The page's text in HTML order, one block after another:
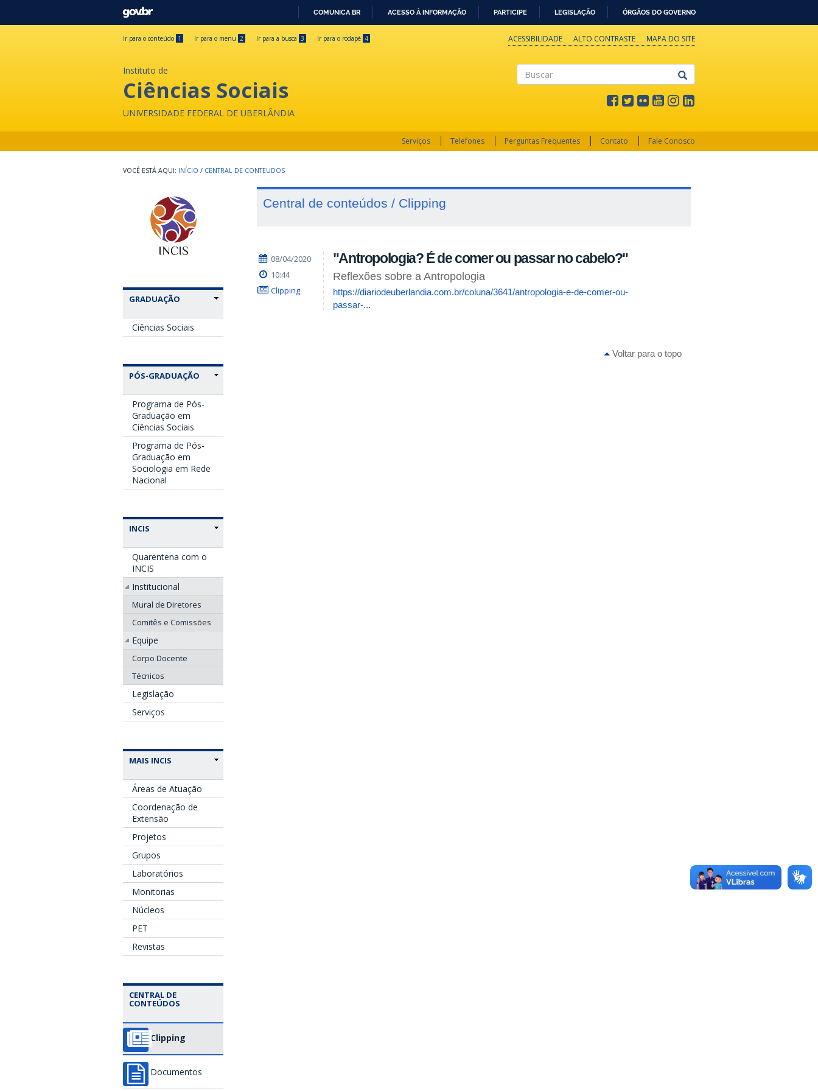
GOVBR
COMUNICA BR ACESSO À INFORMAÇÃO PARTICIPE LEGISLAÇÃO ÓRGÃOS DO GOVERNO
Ir para o conteúdo 1 Ir para o menu 2 Ir para a busca 3 Ir para o rodapé 4 ACESSIBILIDADE ALTO CONTRASTE MAPA DO SITE
Instituto de
Ciências Sociais
UNIVERSIDADE FEDERAL DE UBERLÂNDIA
Serviços Telefones Perguntas Frequentes Contato Fale Conosco
INÍCIO / CENTRAL DE CONTEUDOS
GRADUAÇÃO
Ciências Sociais
PÓS-GRADUAÇÃO
Programa de Pós-
Graduação em
Ciências Sociais
Programa de Pós-
Graduação em
Sociologia em Rede
Nacional
INCIS
Quarentena com o
INCIS
Institucional
Mural de Diretores
Comitês e Comissões
Equipe
Corpo Docente
Técnicos
Legislação
Serviços
MAIS INCIS
Áreas de Atuação
Coordenação de
Extensão
Projetos
Grupos
Laboratórios
Monitorias
Núcleos
PET
Revistas
CENTRAL DE
CONTEÚDOS
Clipping
Documentos
Central de conteúdos / Clipping
08/04/2020
10:44
Clipping
"Antropologia? É de comer ou passar no cabelo?"
Reflexões sobre a Antropologia
https://diariodeuberlandia.com.br/coluna/3641/antropologia-e-de-comer-ou-
passar-...
Voltar para o topo